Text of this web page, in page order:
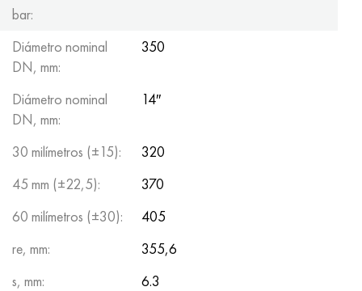
bar:
Diámetro nominal
DN, mm:
350
Diámetro nominal
DN, mm:
14″
30 milímetros (±15):
320
45 mm (±22,5):
370
60 milímetros (±30):
405
re, mm:
355,6
s, mm:
6.3